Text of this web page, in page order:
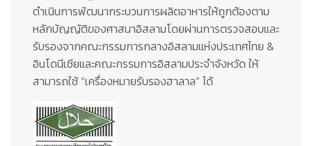
ดำเนินการพัฒนากระบวนการผลิตอาหารให้ถูกต้องตาม
หลักบัญญัติของศาสนาอิสลามโดยผ่านการตรวจสอบและ
รับรองจากคณะกรรมการกลางอิสลามแห่งประเทศไทย &
อินโดนีเซียและคณะกรรมการอิสลามประจำจังหวัด ให้
สามารถใช้ “เครื่องหมายรับรองฮาลาล” ได้